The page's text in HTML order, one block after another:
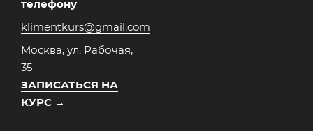
телефону
klimentkurs@gmail.com
Москва, ул. Рабочая,
35
ЗАПИСАТЬСЯ НА
КУРС →